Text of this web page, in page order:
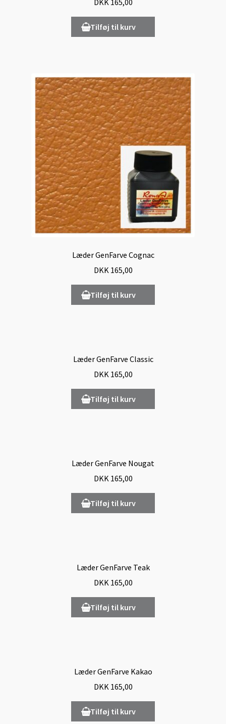
DKK165,00
Tilføj til kurv
Læder GenFarve Cognac
DKK165,00
Tilføj til kurv
Læder GenFarve Classic
DKK165,00
Tilføj til kurv
Læder GenFarve Nougat
DKK165,00
Tilføj til kurv
Læder GenFarve Teak
DKK165,00
Tilføj til kurv
Læder GenFarve Kakao
DKK165,00
Tilføj til kurv